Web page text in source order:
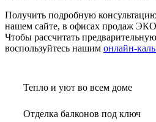
Получить подробную
нашем сайте, в офисах продаж
Чтобы рассчитать
воспользуйтесь нашим онлайн-
Тепло и уют во всем доме
Отделка балконов под ключ